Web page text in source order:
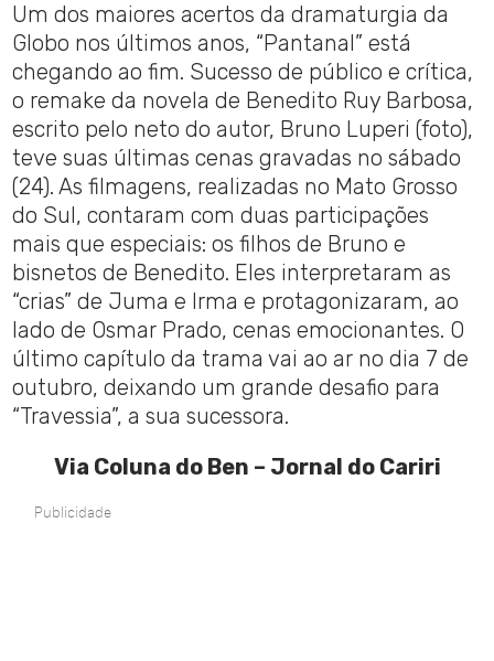
Um dos maiores acertos da dramaturgia da
Globo nos últimos anos, “Pantanal” está
chegando ao fim. Sucesso de público e crítica,
o remake da novela de Benedito Ruy Barbosa,
escrito pelo neto do autor, Bruno Luperi (foto),
teve suas últimas cenas gravadas no sábado
(24). As filmagens, realizadas no Mato Grosso
do Sul, contaram com duas participações
mais que especiais: os filhos de Bruno e
bisnetos de Benedito. Eles interpretaram as
“crias” de Juma e Irma e protagonizaram, ao
lado de Osmar Prado, cenas emocionantes. O
último capítulo da trama vai ao ar no dia 7 de
outubro, deixando um grande desafio para
“Travessia”, a sua sucessora.
Via Coluna do Ben – Jornal do Cariri
Publicidade